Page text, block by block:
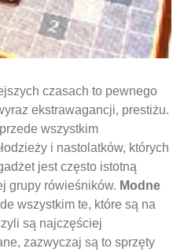
czasach to pewnego
ekstrawagancji, prestiżu.
wszystkim
i nastolatków, których
jest często istotną
grupy rówieśników. Modne
wszystkim te, które są na
są najczęściej
zazwyczaj są to sprzęty